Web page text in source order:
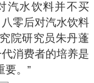
汽水饮料并不买
零后对汽水饮料
院研究员朱丹蓬
消费者的培养是
要。”